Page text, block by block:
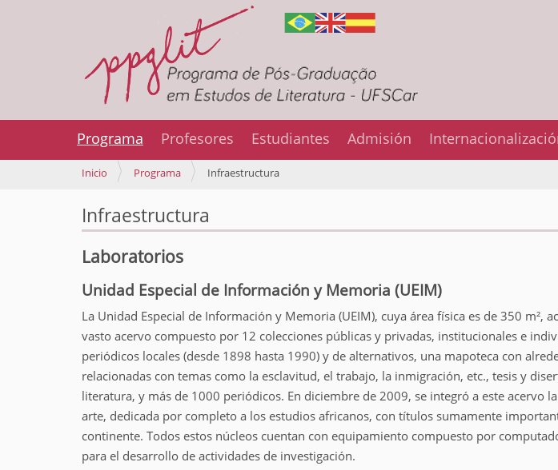
Programa Profesores Estudiantes Admisión
U
e
e
t
a
q
u
í
:
Inicio Programa Infraestructura
Infraestructura
Laboratorios
Unidad Especial de Información y Memoria (UEIM)
La Unidad Especial de Información y Memoria (UEIM), cuya área física es de 350
vasto acervo compuesto por 12 colecciones públicas y privadas, institucionales e
periódicos locales (desde 1898 hasta 1990) y de alternativos, una mapoteca con
relacionadas con temas como la esclavitud, el trabajo, la inmigración, etc., tesis y
literatura, y más de 1000 periódicos. En diciembre de 2009, se integró a este acervo
arte, dedicada por completo a los estudios africanos, con títulos sumamente
continente. Todos estos núcleos cuentan con equipamiento compuesto por
para el desarrollo de actividades de investigación.